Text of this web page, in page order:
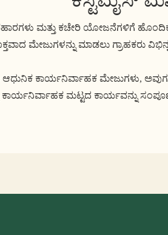
ಮತ್ತು ಕಚೇರಿ ಯೋಜನೆಗಳಿಗೆ
ಮೇಜುಗಳನ್ನು ಮಾಡಲು ಗ್ರಾಹಕರು
ಕಾರ್ಯನಿರ್ವಾಹಕ ಮೇಜುಗಳು,
ಕಾರ್ಯನಿರ್ವಾಹಕ ಮಟ್ಟದ ಕಾರ್ಯವನ್ನು